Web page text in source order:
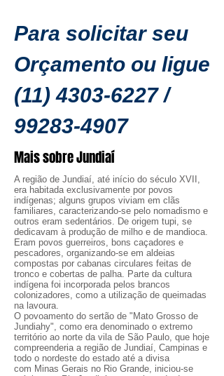
Para solicitar seu
Orçamento ou ligue
(11) 4303-6227/
99283-4907
Mais sobre Jundiaí
A região de Jundiaí, até início do século XVII,
era habitada exclusivamente por povos
indígenas; alguns grupos viviam em clãs
familiares, caracterizando-se pelo nomadismo e
outros eram sedentários. De origem tupi, se
dedicavam à produção de milho e de mandioca.
Eram povos guerreiros, bons caçadores e
pescadores, organizando-se em aldeias
compostas por cabanas circulares feitas de
tronco e cobertas de palha. Parte da cultura
indígena foi incorporada pelos brancos
colonizadores, como a utilização de queimadas
na lavoura.
O povoamento do sertão de "Mato Grosso de
Jundiahy", como era denominado o extremo
território ao norte da vila de São Paulo, que hoje
compreenderia a região de Jundiaí, Campinas e
todo o nordeste do estado até a divisa
com Minas Gerais no Rio Grande, iniciou-se